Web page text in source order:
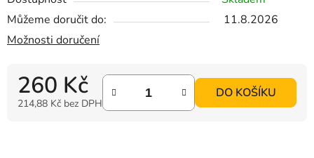
Můžeme doručit do:
11.8.2026
Možnosti doručení
260 Kč
214,88 Kč bez DPH
DO KOŠÍKU